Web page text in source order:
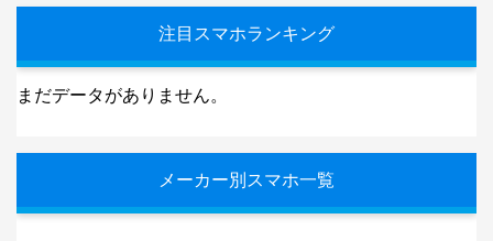
注目スマホランキング
まだデータがありません。
メーカー別スマホ一覧